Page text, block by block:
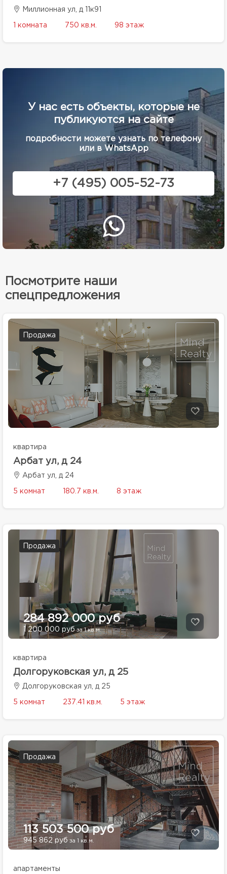
Миллионная ул, д 11к91
1 комната 750 кв.м. 98 этаж
У нас есть объекты, которые не
публикуются на сайте
подробности можете узнать по телефону
или в WhatsApp
+7 (495) 005-52-73
Посмотрите наши
спецпредложения
Продажа
квартира
Арбат ул, д 24
Арбат ул, д 24
5 комнат 180.7 кв.м. 8 этаж
Продажа
284 892 000 руб
1 200 000 рубза 1 кв.м.
квартира
Долгоруковская ул, д 25
Долгоруковская ул, д 25
5 комнат 237.41 кв.м. 5 этаж
Продажа
113 503 500 руб
945 862 руб за 1 кв.м.
апартаменты